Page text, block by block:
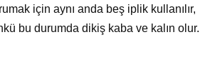
için aynı anda beş iplik kullanılır,
bu durumda dikiş kaba ve kalın olur.